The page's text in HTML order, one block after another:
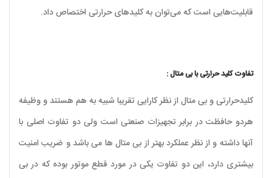
قابلیت‌هایی است که می‌توان به کلیدهای حرارتی اختصاص داد.
تفاوت کلید حرارتی با بی متال :
کلیدحرارتی و بی متال از نظر کارایی تقریبا شبیه به هم هستند و وظیفه
هردو حافظت در برابر تجهیزات صنعتی است ولی دو تفاوت اصلی با
آنها داشته و از نظر عملکرد بهتر از بی متال ها می باشد و ضریب امنیت
بیشتری دارد، این دو تفاوت یکی در مورد قطع موتور بوده که در بی